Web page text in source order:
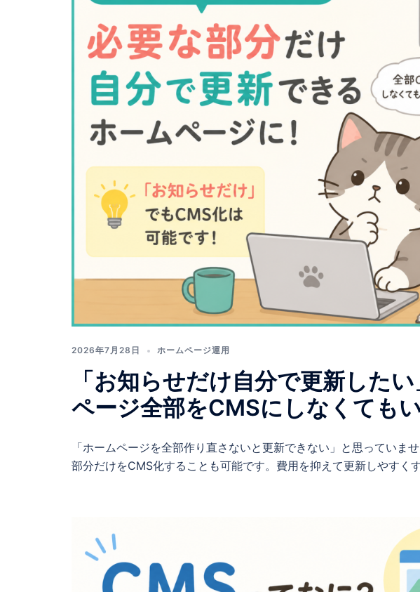
2026年7月28日 ホームページ運用
「お知らせだけ自分で更新した
ページ全部をCMSにしなくても
「ホームページを全部作り直さないと更新できない」と思っていま
部分だけをCMS化することも可能です。費用を抑えて更新しやすく